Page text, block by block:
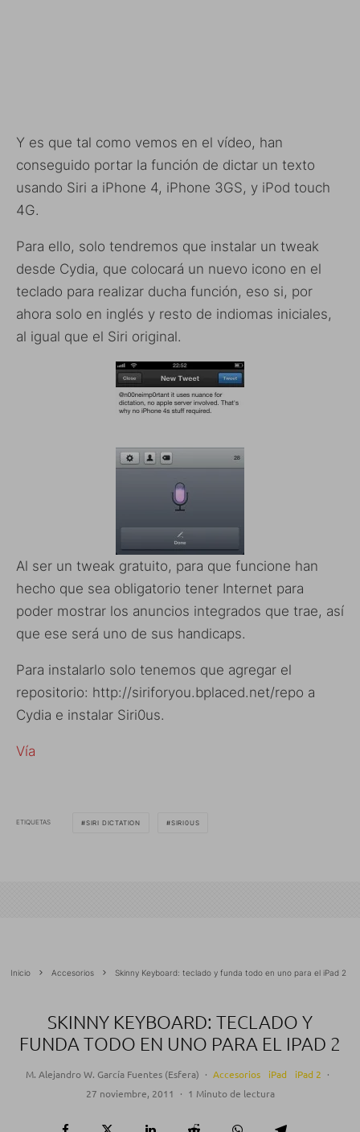
Y es que tal como vemos en el vídeo, han
conseguido portar la función de dictar un texto
usando Siri a iPhone 4, iPhone 3GS, y iPod touch
4G.
Para ello, solo tendremos que instalar un tweak
desde Cydia, que colocará un nuevo icono en el
teclado para realizar ducha función, eso si, por
ahora solo en inglés y resto de indiomas iniciales,
al igual que el Siri original.
Al ser un tweak gratuito, para que funcione han
hecho que sea obligatorio tener Internet para
poder mostrar los anuncios integrados que trae, así
que ese será uno de sus handicaps.
Para instalarlo solo tenemos que agregar el
repositorio: http://siriforyou.bplaced.net/repo a
Cydia e instalar Siri0us.
Vía
ETIQUETAS SIRI DICTATION SIRI0US
Inicio Accesorios Skinny Keyboard: teclado y funda todo en uno para el iPad 2
SKINNY KEYBOARD: TECLADO Y
FUNDA TODO EN UNO PARA EL IPAD 2
M. Alejandro W. García Fuentes (Esfera) · Accesorios iPad iPad 2 ·
27 noviembre, 2011
· 1 Minuto de lectura